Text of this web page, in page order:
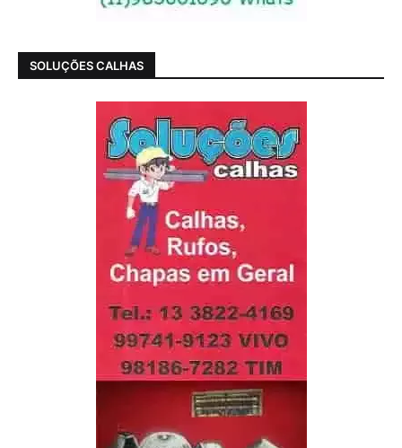
SOLUÇÕES CALHAS